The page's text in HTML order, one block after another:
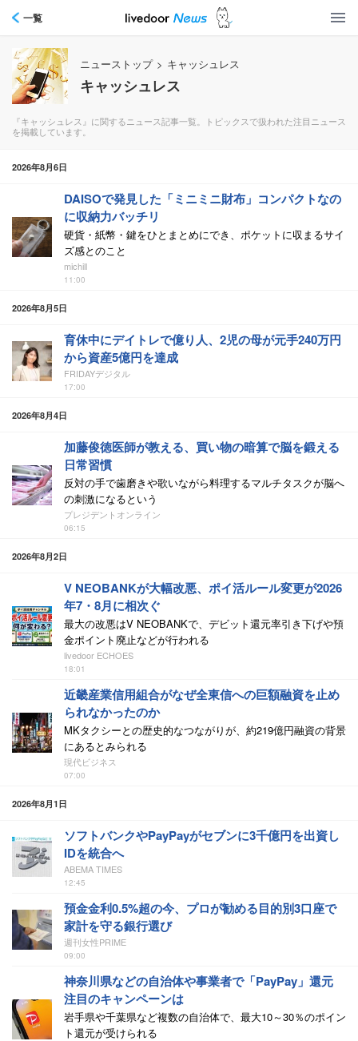
一覧
ニューストップ > キャッシュレス
キャッシュレス
『キャッシュレス』に関するニュース記事一覧。トピックスで扱われた注目ニュース
を掲載しています。
2026年8月6日
DAISOで発見した「ミニミニ財布」コンパクトなの
に収納力バッチリ
硬貨・紙幣・鍵をひとまとめにでき、ポケットに収まるサイ
ズ感とのこと
michill
11:00
2026年8月5日
育休中にデイトレで億り人、2児の母が元手240万円
から資産5億円を達成
FRIDAYデジタル
17:00
2026年8月4日
加藤俊徳医師が教える、買い物の暗算で脳を鍛える
日常習慣
反対の手で歯磨きや歌いながら料理するマルチタスクが脳へ
の刺激になるという
プレジデントオンライン
06:15
2026年8月2日
V NEOBANKが大幅改悪、ポイ活ルール変更が2026
年7・8月に相次ぐ
最大の改悪はV NEOBANKで、デビット還元率引き下げや預
金ポイント廃止などが行われる
livedoor ECHOES
18:01
近畿産業信用組合がなぜ全東信への巨額融資を止め
られなかったのか
MKタクシーとの歴史的なつながりが、約219億円融資の背景
にあるとみられる
現代ビジネス
07:00
2026年8月1日
ソフトバンクやPayPayがセブンに3千億円を出資し
IDを統合へ
ABEMA TIMES
12:45
預金金利0.5%超の今、プロが勧める目的別3口座で
家計を守る銀行選び
週刊女性PRIME
09:00
神奈川県などの自治体や事業者で「PayPay」還元
注目のキャンペーンは
岩手県や千葉県など複数の自治体で、最大10～30％のポイン
ト還元が受けられる